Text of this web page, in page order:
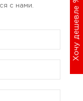
Хочу дешевле
с нами.